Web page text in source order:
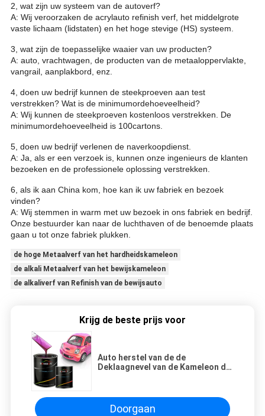
2, wat zijn uw systeem van de autoverf?
A: Wij veroorzaken de acrylauto refinish verf, het middelgrote
vaste lichaam (lidstaten) en het hoge stevige (HS) systeem.
3, wat zijn de toepasselijke waaier van uw producten?
A: auto, vrachtwagen, de producten van de metaaloppervlakte,
vangrail, aanplakbord, enz.
4, doen uw bedrijf kunnen de steekproeven aan test
verstrekken? Wat is de minimumordehoeveelheid?
A: Wij kunnen de steekproeven kostenloos verstrekken. De
minimumordehoeveelheid is 100cartons.
5, doen uw bedrijf verlenen de naverkoopdienst.
A: Ja, als er een verzoek is, kunnen onze ingenieurs de klanten
bezoeken en de professionele oplossing verstrekken.
6, als ik aan China kom, hoe kan ik uw fabriek en bezoek
vinden?
A: Wij stemmen in warm met uw bezoek in ons fabriek en bedrijf.
Onze bestuurder kan naar de luchthaven of de benoemde plaats
gaan u tot onze fabriek plukken.
de hoge Metaalverf van het hardheidskameleon
de alkali Metaalverf van het bewijskameleon
de alkaliverf van Refinish van de bewijsauto
Krijg de beste prijs voor
Auto herstel van de de
Deklaagnevel van de Kameleon de
Doorgaan